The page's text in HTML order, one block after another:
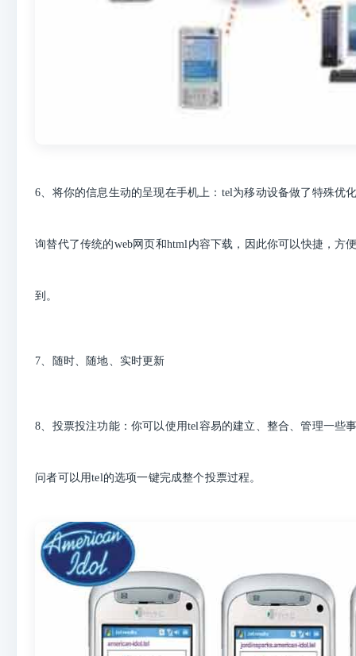
6、将你的信息生动的呈现在手机上：tel为移动设备做了特殊优
询替代了传统的web网页和html内容下载，因此你可以快捷，方
到。
7、随时、随地、实时更新
8、投票投注功能：你可以使用tel容易的建立、整合、管理一些
问者可以用tel的选项一键完成整个投票过程。